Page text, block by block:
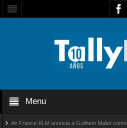
Menu
France-KLM anuncia a Guilhem Mallet como